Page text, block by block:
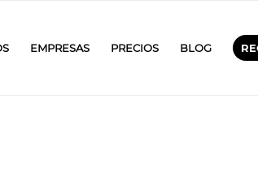
EMPRESAS PRECIOS BLOG